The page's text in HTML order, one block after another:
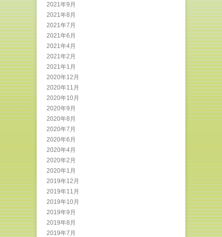
2021年9月
2021年8月
2021年7月
2021年6月
2021年4月
2021年2月
2021年1月
2020年12月
2020年11月
2020年10月
2020年9月
2020年8月
2020年7月
2020年6月
2020年4月
2020年2月
2020年1月
2019年12月
2019年11月
2019年10月
2019年9月
2019年8月
2019年7月